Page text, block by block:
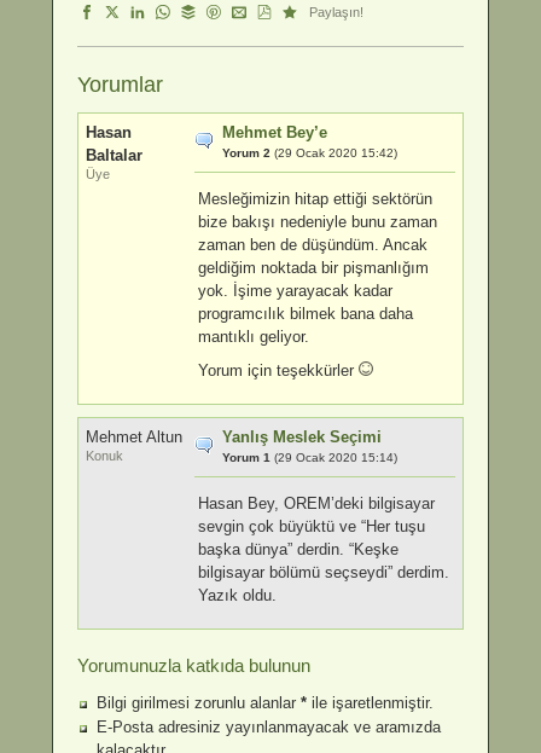
Paylaşın!
Yorumlar
Hasan
Baltalar
Üye
Mehmet Bey’e
Yorum 2 (29 Ocak 2020 15:42)
Mesleğimizin hitap ettiği sektörün
bize bakışı nedeniyle bunu zaman
zaman ben de düşündüm. Ancak
geldiğim noktada bir pişmanlığım
yok. İşime yarayacak kadar
programcılık bilmek bana daha
mantıklı geliyor.
Yorum için teşekkürler
Mehmet Altun
Konuk
Yanlış Meslek Seçimi
Yorum 1 (29 Ocak 2020 15:14)
Hasan Bey, OREM’deki bilgisayar
sevgin çok büyüktü ve “Her tuşu
başka dünya” derdin. “Keşke
bilgisayar bölümü seçseydi” derdim.
Yazık oldu.
Yorumunuzla katkıda bulunun
Bilgi girilmesi zorunlu alanlar * ile işaretlenmiştir.
E-Posta adresiniz yayınlanmayacak ve aramızda